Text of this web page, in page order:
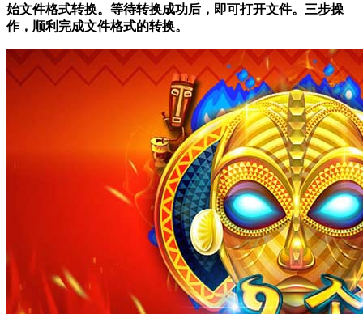
始文件格式转换。等待转换成功后，即可打开文件。三步操
作，顺利完成文件格式的转换。